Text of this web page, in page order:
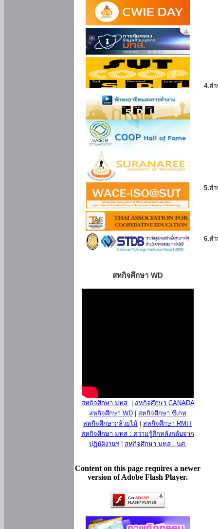
สหกิจศึกษา WD
สหกิจศึกษา มทส.
สหกิจศึกษา CANADA
สหกิจศึกษา WD
สหกิจศึกษา ซีเกท
สหกิจศึกษากล้วยไม้
สหกิจศึกษา RMIT
สหกิจศึกษา มทส : ความรู้สึกหลังกลับจาก
ปฏิบัติงานฯ| สหกิจศึกษา มทส : นศ.
Content on this page requires a newer
version of Adobe Flash Player.
4.ส
5.ส
6.ส